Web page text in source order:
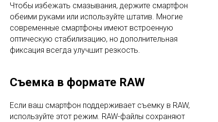
Чтобы избежать смазывания, держите смартфон
обеими руками или используйте штатив. Многие
современные смартфоны имеют встроенную
оптическую стабилизацию, но дополнительная
фиксация всегда улучшит резкость.
Съемка в формате RAW
Если ваш смартфон поддерживает съемку в RAW,
используйте этот режим. RAW-файлы сохраняют